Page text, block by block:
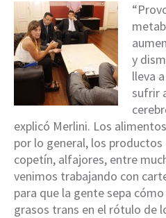
y
lleva
sufrir
explicó Merlini. Los
por lo general, los productos
copetín, alfajores, entre
venimos trabajando con
para que la gente sepa
grasos trans en el rótulo de